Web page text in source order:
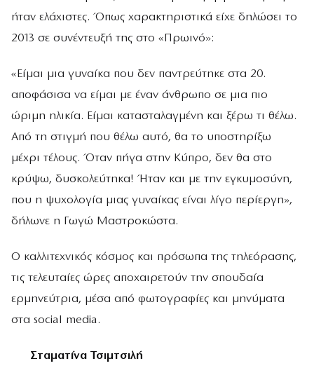
ήταν ελάχιστες. Όπως χαρακτηριστικά είχε δηλώσει το
2013 σε συνέντευξή της στο «Πρωινό»:
«Είμαι μια γυναίκα που δεν παντρεύτηκε στα 20.
αποφάσισα να είμαι με έναν άνθρωπο σε μια πιο
ώριμη ηλικία. Είμαι κατασταλαγμένη και ξέρω τι θέλω.
Από τη στιγμή που θέλω αυτό, θα το υποστηρίξω
μέχρι τέλους. Όταν πήγα στην Κύπρο, δεν θα στο
κρύψω, δυσκολεύτηκα! Ήταν και με την εγκυμοσύνη,
που η ψυχολογία μιας γυναίκας είναι λίγο περίεργη»,
δήλωνε η Γωγώ Μαστροκώστα.
Ο καλλιτεχνικός κόσμος και πρόσωπα της τηλεόρασης,
τις τελευταίες ώρες αποχαιρετούν την σπουδαία
ερμηνεύτρια, μέσα από φωτογραφίες και μηνύματα
στα social media.
Σταματίνα Τσιμτσιλή